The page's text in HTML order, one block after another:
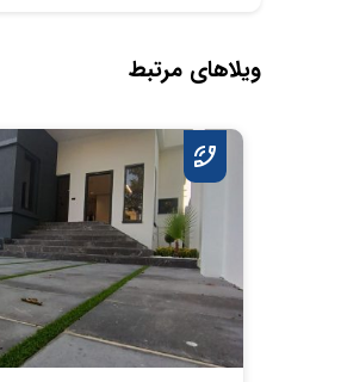
ویلاهای مرتبط